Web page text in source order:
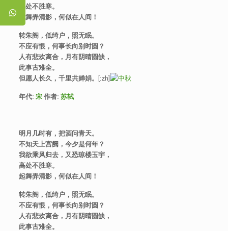
高处不胜寒。
起舞弄清影，何似在人间！
转朱阁，低绮户，照无眠。
不应有恨，何事长向别时圆？
人有悲欢离合，月有阴晴圆缺，
此事古难全。
但愿人长久，千里共婵娟。 [:zh]
年代: 宋 作者: 苏轼
明月几时有，把酒问青天。
不知天上宫阙，今夕是何年？
我欲乘风归去，又恐琼楼玉宇，
高处不胜寒。
起舞弄清影，何似在人间！
转朱阁，低绮户，照无眠。
不应有恨，何事长向别时圆？
人有悲欢离合，月有阴晴圆缺，
此事古难全。